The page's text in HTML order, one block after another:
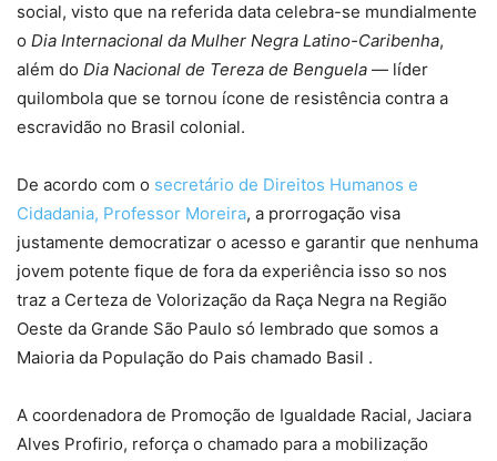
social, visto que na referida data celebra-se mundialmente
o Dia Internacional da Mulher Negra Latino-Caribenha,
além do Dia Nacional de Tereza de Benguela — líder
quilombola que se tornou ícone de resistência contra a
escravidão no Brasil colonial.
De acordo com o secretário de Direitos Humanos e
Cidadania, Professor Moreira, a prorrogação visa
justamente democratizar o acesso e garantir que nenhuma
jovem potente fique de fora da experiência isso so nos
traz a Certeza de Volorização da Raça Negra na Região
Oeste da Grande São Paulo só lembrado que somos a
Maioria da População do Pais chamado Basil .
A coordenadora de Promoção de Igualdade Racial, Jaciara
Alves Profirio, reforça o chamado para a mobilização